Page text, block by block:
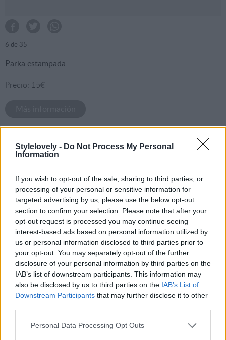
Stylelovely - Do Not Process My Personal
Information
If you wish to opt-out of the sale, sharing to third parties, or
processing of your personal or sensitive information for
targeted advertising by us, please use the below opt-out
section to confirm your selection. Please note that after your
opt-out request is processed you may continue seeing
interest-based ads based on personal information utilized by
us or personal information disclosed to third parties prior to
your opt-out. You may separately opt-out of the further
disclosure of your personal information by third parties on the
IAB’s list of downstream participants. This information may
also be disclosed by us to third parties on the IAB’s List of
Downstream Participants that may further disclose it to other
Personal Data Processing Opt Outs
6 de 35
Parka estampada
Precio: 15€